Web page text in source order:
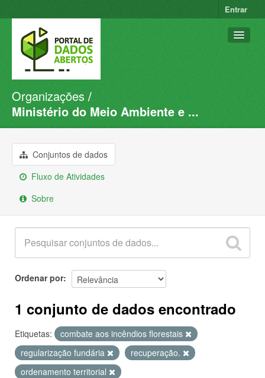
Entrar
Conjuntos de dados
Organizações
Sobre
Organizações
Ministério do Meio Ambiente e ...
Conjuntos de dados
Fluxo de Atividades
Sobre
Ordenar por
1 conjunto de dados encontrado
Etiquetas:
combate aos incêndios florestais
regularização fundária
recuperação.
ordenamento territorial